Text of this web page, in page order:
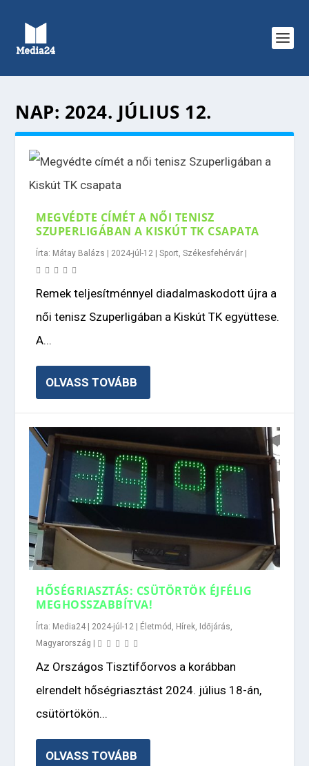
NAP: 2024. JÚLIUS 12.
MEGVÉDTE CÍMÉT A NŐI TENISZ
SZUPERLIGÁBAN A KISKÚT TK CSAPATA
Írta: Mátay Balázs 2024-júl-12 |Sport,Székesfehérvár
Remek teljesítménnyel diadalmaskodott újra a
női tenisz Szuperligában a Kiskút TK együttese.
A...
OLVASS TOVÁBB
HŐSÉGRIASZTÁS: CSÜTÖRTÖK ÉJFÉLIG
MEGHOSSZABBÍTVA!
Írta: Media24 2024-júl-12 Életmód , Hírek, Időjárás,
Magyarország
Az Országos Tisztifőorvos a korábban
elrendelt hőségriasztást 2024. július 18-án,
csütörtökön...
OLVASS TOVÁBB